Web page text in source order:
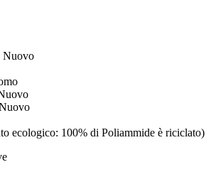
Nuovo
ecologico: 100% di Poliammide è riciclato)